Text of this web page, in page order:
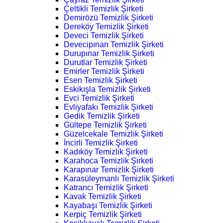
Çeltikli Temizlik Şirketi
Demirözü Temizlik Şirketi
Dereköy Temizlik Şirketi
Deveci Temizlik Şirketi
Devecipınarı Temizlik Şirketi
Durupınar Temizlik Şirketi
Durutlar Temizlik Şirketi
Emirler Temizlik Şirketi
Esen Temizlik Şirketi
Eskikışla Temizlik Şirketi
Evci Temizlik Şirketi
Evliyafakı Temizlik Şirketi
Gedik Temizlik Şirketi
Gültepe Temizlik Şirketi
Güzelcekale Temizlik Şirketi
İncirli Temizlik Şirketi
Kadıköy Temizlik Şirketi
Karahoca Temizlik Şirketi
Karapınar Temizlik Şirketi
Karasüleymanlı Temizlik Şirketi
Katrancı Temizlik Şirketi
Kavak Temizlik Şirketi
Kayabaşı Temizlik Şirketi
Kerpiç Temizlik Şirketi